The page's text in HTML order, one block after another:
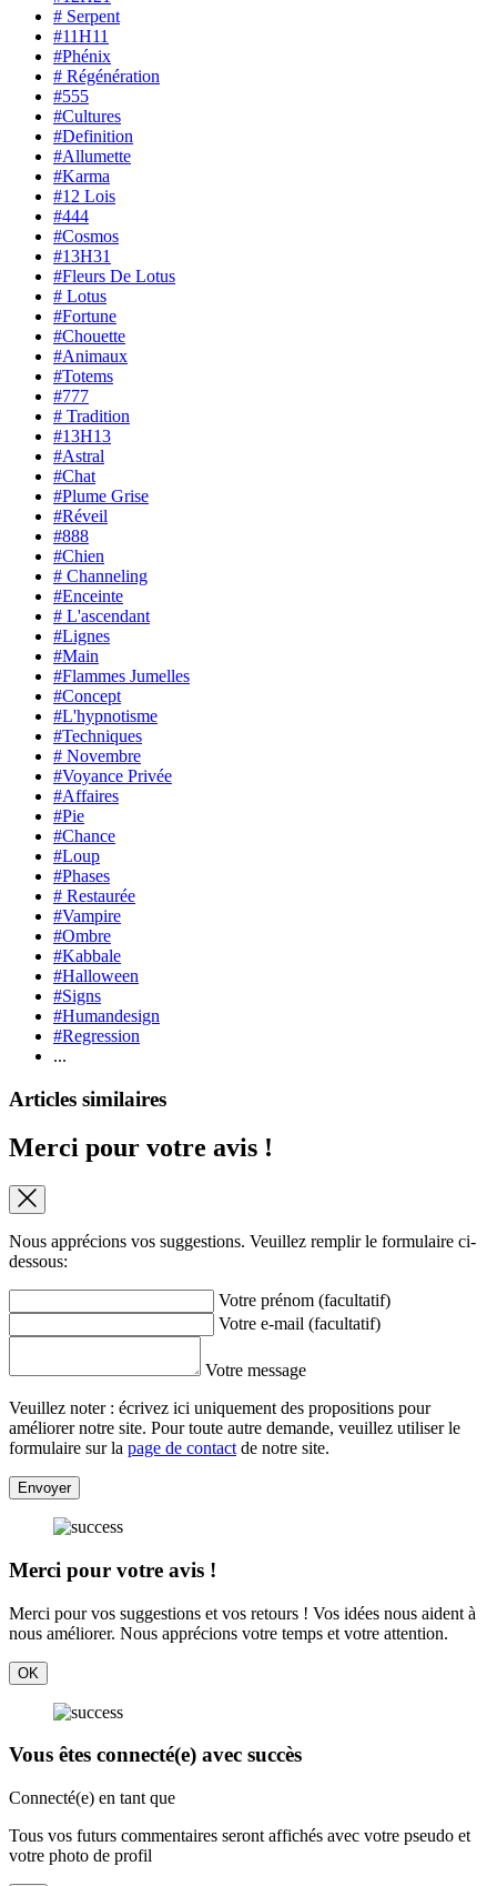
# Serpent
#11H11
#Phénix
# Régénération
#555
#Cultures
#Definition
#Allumette
#Karma
#12 Lois
#444
#Cosmos
#13H31
#Fleurs De Lotus
# Lotus
#Fortune
#Chouette
#Animaux
#Totems
#777
# Tradition
#13H13
#Astral
#Chat
#Plume Grise
#Réveil
#888
#Chien
# Channeling
#Enceinte
# L'ascendant
#Lignes
#Main
#Flammes Jumelles
#Concept
#L'hypnotisme
#Techniques
# Novembre
#Voyance Privée
#Affaires
#Pie
#Chance
#Loup
#Phases
# Restaurée
#Vampire
#Ombre
#Kabbale
#Halloween
#Signs
#Humandesign
#Regression
...
Articles similaires
Merci pour votre avis !
Nous apprécions vos suggestions. Veuillez remplir le formulaire ci-
dessous:
Votre prénom (facultatif)
Votre e-mail (facultatif)
Votre message
Veuillez noter : écrivez ici uniquement des propositions pour
améliorer notre site. Pour toute autre demande, veuillez utiliser le
formulaire sur la page de contact de notre site.
Envoyer
Merci pour votre avis !
Merci pour vos suggestions et vos retours ! Vos idées nous aident à
nous améliorer. Nous apprécions votre temps et votre attention.
OK
Vous êtes connecté(e) avec succès
Connecté(e) en tant que
Tous vos futurs commentaires seront affichés avec votre pseudo et
votre photo de profil